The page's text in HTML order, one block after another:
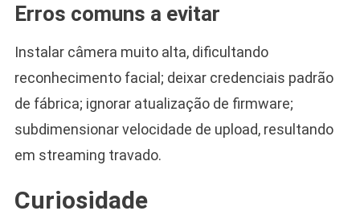
Erros comuns a evitar
Instalar câmera muito alta, dificultando
reconhecimento facial; deixar credenciais padrão
de fábrica; ignorar atualização de firmware;
subdimensionar velocidade de upload, resultando
em streaming travado.
Curiosidade